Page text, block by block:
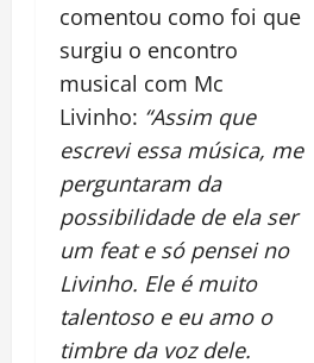
comentou como foi que
surgiu o encontro
musical com Mc
Livinho: “Assim que
escrevi essa música, me
perguntaram da
possibilidade de ela ser
um feat e só pensei no
Livinho. Ele é muito
talentoso e eu amo o
timbre da voz dele.